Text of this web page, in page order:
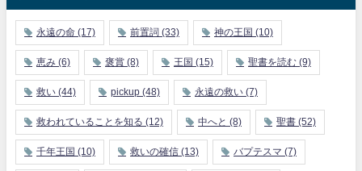
永遠の命 (17) 前置詞 (33) 神の王国 (10)
恵み (6) 褒賞 (8) 王国 (15) 聖書を読む (9)
救い (44) pickup (48) 永遠の救い (7)
救われていることを知る (12) 中へと (8) 聖書 (52)
千年王国 (10) 救いの確信 (13) バプテスマ (7)